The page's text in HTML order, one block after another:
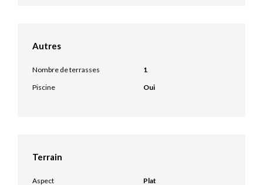
Autres
Nombre de terrasses
1
Piscine
Oui
Terrain
Aspect
Plat